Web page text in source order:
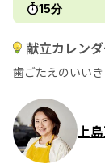
15分
献立カレン
歯ごたえのいい
上